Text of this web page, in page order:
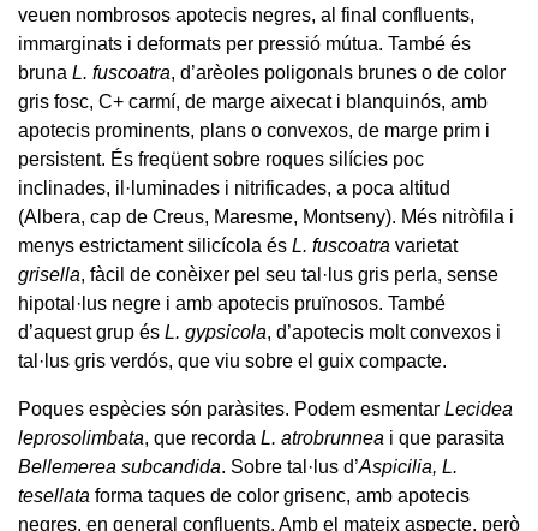
veuen nombrosos apotecis negres, al final confluents,
immarginats i deformats per pressió mútua. També és
bruna L. fuscoatra, d’arèoles poligonals brunes o de color
gris fosc, C+ carmí, de marge aixecat i blanquinós, amb
apotecis prominents, plans o convexos, de marge prim i
persistent. És freqüent sobre roques silícies poc
inclinades, il·luminades i nitrificades, a poca altitud
(Albera, cap de Creus, Maresme, Montseny). Més nitròfila i
menys estrictament silicícola és L. fuscoatra varietat
grisella, fàcil de conèixer pel seu tal·lus gris perla, sense
hipotal·lus negre i amb apotecis pruïnosos. També
d’aquest grup és L. gypsicola, d’apotecis molt convexos i
tal·lus gris verdós, que viu sobre el guix compacte.
Poques espècies són paràsites. Podem esmentar Lecidea
leprosolimbata, que recorda L. atrobrunnea i que parasita
Bellemerea subcandida. Sobre tal·lus d’Aspicilia, L.
tesellata forma taques de color grisenc, amb apotecis
negres, en general confluents. Amb el mateix aspecte, però